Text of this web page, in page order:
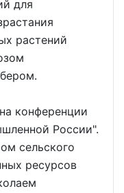
для
растений
конференции
России".
сельского
ресурсов